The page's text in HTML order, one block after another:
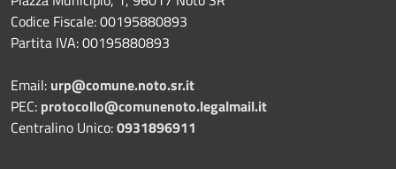
Codice Fiscale: 00195880893
Partita IVA: 00195880893
Email: urp@comune.noto.sr.it
PEC: protocollo@comunenoto.legalmail.it
Centralino Unico:0931896911